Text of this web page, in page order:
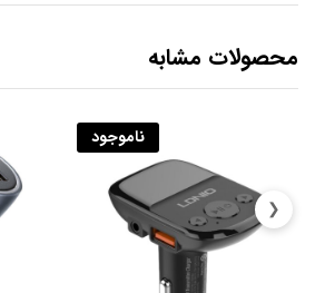
محصولات مشابه
ناموجود
❮